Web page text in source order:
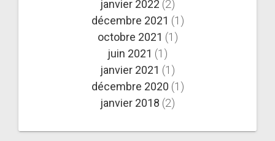
janvier 2022 (2)
décembre 2021 (1)
octobre 2021 (1)
juin 2021 (1)
janvier 2021 (1)
décembre 2020 (1)
janvier 2018 (2)